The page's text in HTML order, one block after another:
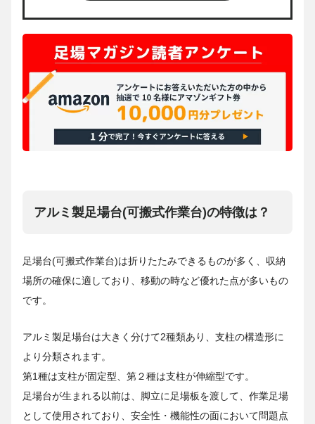
アルミ製足場台(可搬式作業台)の特徴は？
足場台(可搬式作業台)は折りたたみできるものが多く、収納
場所の確保に適しており、移動の時など優れた点が多いもの
です。
アルミ製足場台は大きく分けて2種類あり、支柱の構造形に
より分類されます。
第1種は支柱が固定型、第２種は支柱が伸縮型です。
足場台が生まれる以前は、脚立に足場板を渡して、作業足場
として使用されており、安全性・機能性の面において問題点